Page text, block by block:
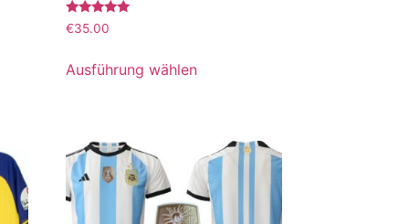
Bewertet
mit
€35.00
Ausführung wählen